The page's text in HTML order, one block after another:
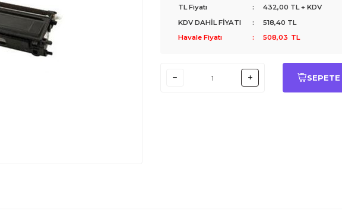
TL Fiyatı
: 432,00 TL + KDV
KDV DAHİL FİYATI
: 518,40 TL
Havale Fiyatı
: 508,03 TL
SEPETE